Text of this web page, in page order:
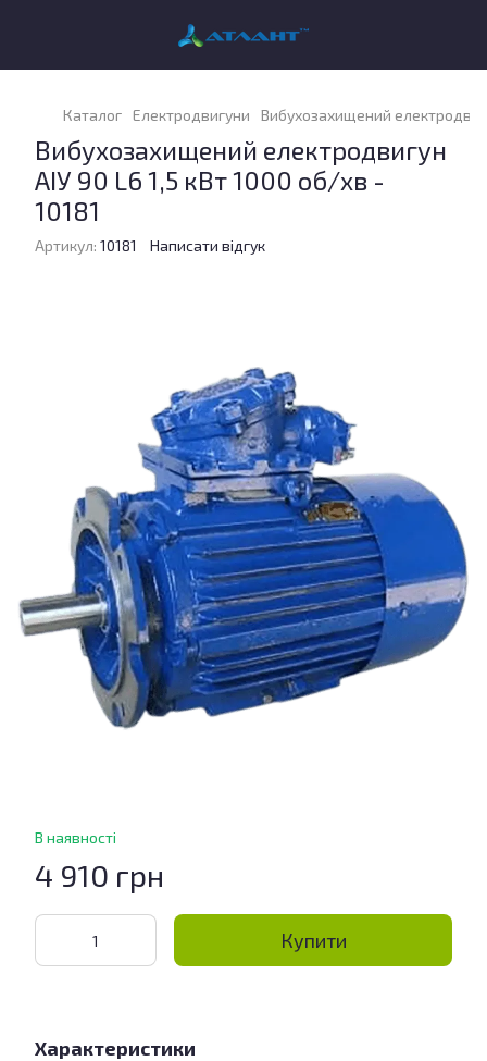
Каталог Електродвигуни Вибухозахищений
Вибухозахищений електродвигун
АІУ 90 L6 1,5 кВт 1000 об/хв -
10181
Артикул: 10181 Написати відгук
В наявності
4 910 грн
Купити
Характеристики